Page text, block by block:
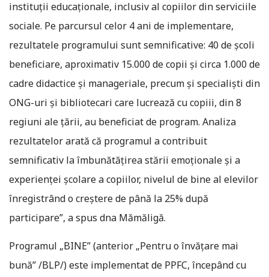
instituții educaționale, inclusiv al copiilor din serviciile
sociale. Pe parcursul celor 4 ani de implementare,
rezultatele programului sunt semnificative: 40 de școli
beneficiare, aproximativ 15.000 de copii și circa 1.000 de
cadre didactice și manageriale, precum și specialiști din
ONG-uri și bibliotecari care lucrează cu copiii, din 8
regiuni ale țării, au beneficiat de program. Analiza
rezultatelor arată că programul a contribuit
semnificativ la îmbunătățirea stării emoționale și a
experienței școlare a copiilor, nivelul de bine al elevilor
înregistrând o creștere de până la 25% după
participare”, a spus dna Mămăligă.
Programul „BINE” (anterior „Pentru o învățare mai
bună” /BLP/) este implementat de PPFC, începând cu